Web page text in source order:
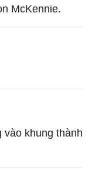
McKennie.
vào khung thành